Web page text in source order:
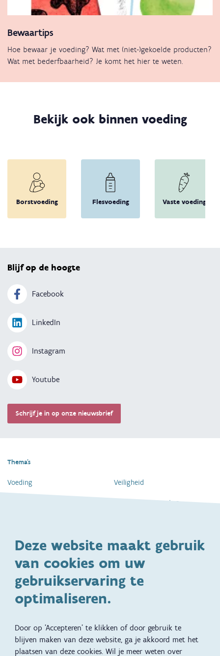
Deze website maakt gebruik
van cookies om uw
gebruikservaring te
optimaliseren.
Door op 'Accepteren' te klikken of door gebruik te
blijven maken van deze website, ga je akkoord met het
plaatsen van deze cookies. Wil je meer weten over
Bewaartips
Hoe bewaar je voeding? Wat met (niet-)gekoelde producten?
Wat met bederfbaarheid? Je komt het hier te weten.
Bekijk ook binnen voeding
Borstvoeding Flesvoeding Vaste voeding
Blijf op de hoogte
Facebook
LinkedIn
Instagram
Youtube
Schrijf je in op onze nieuwsbrief
Thema's
Voeding
Ontwikkeling en gedrag
Specifieke
ondersteuningsbehoefte
Zwangerschap en geboorte
Slapen
Veiligheid
Dagelijkse verzorging
Gezinsleven
Adoptie
Kinderwens